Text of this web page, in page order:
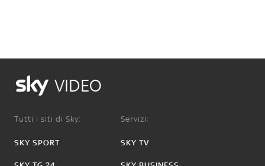
VIDEO
Tutti i siti di Sky:
SKY SPORT
Servizi:
SKY TV